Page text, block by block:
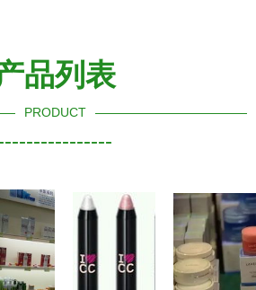
品列表
PRODUCT